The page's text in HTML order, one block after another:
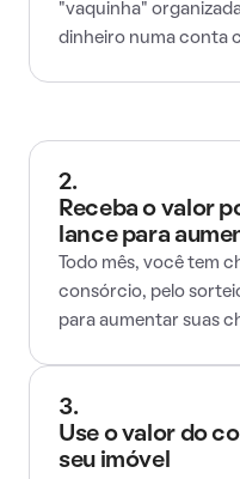
"vaquinha"
dinheiro numa conta
2.
Receba o valor
lance para
Todo mês, você tem
consórcio, pelo
para aumentar suas
3.
Use o valor do
seu imóvel